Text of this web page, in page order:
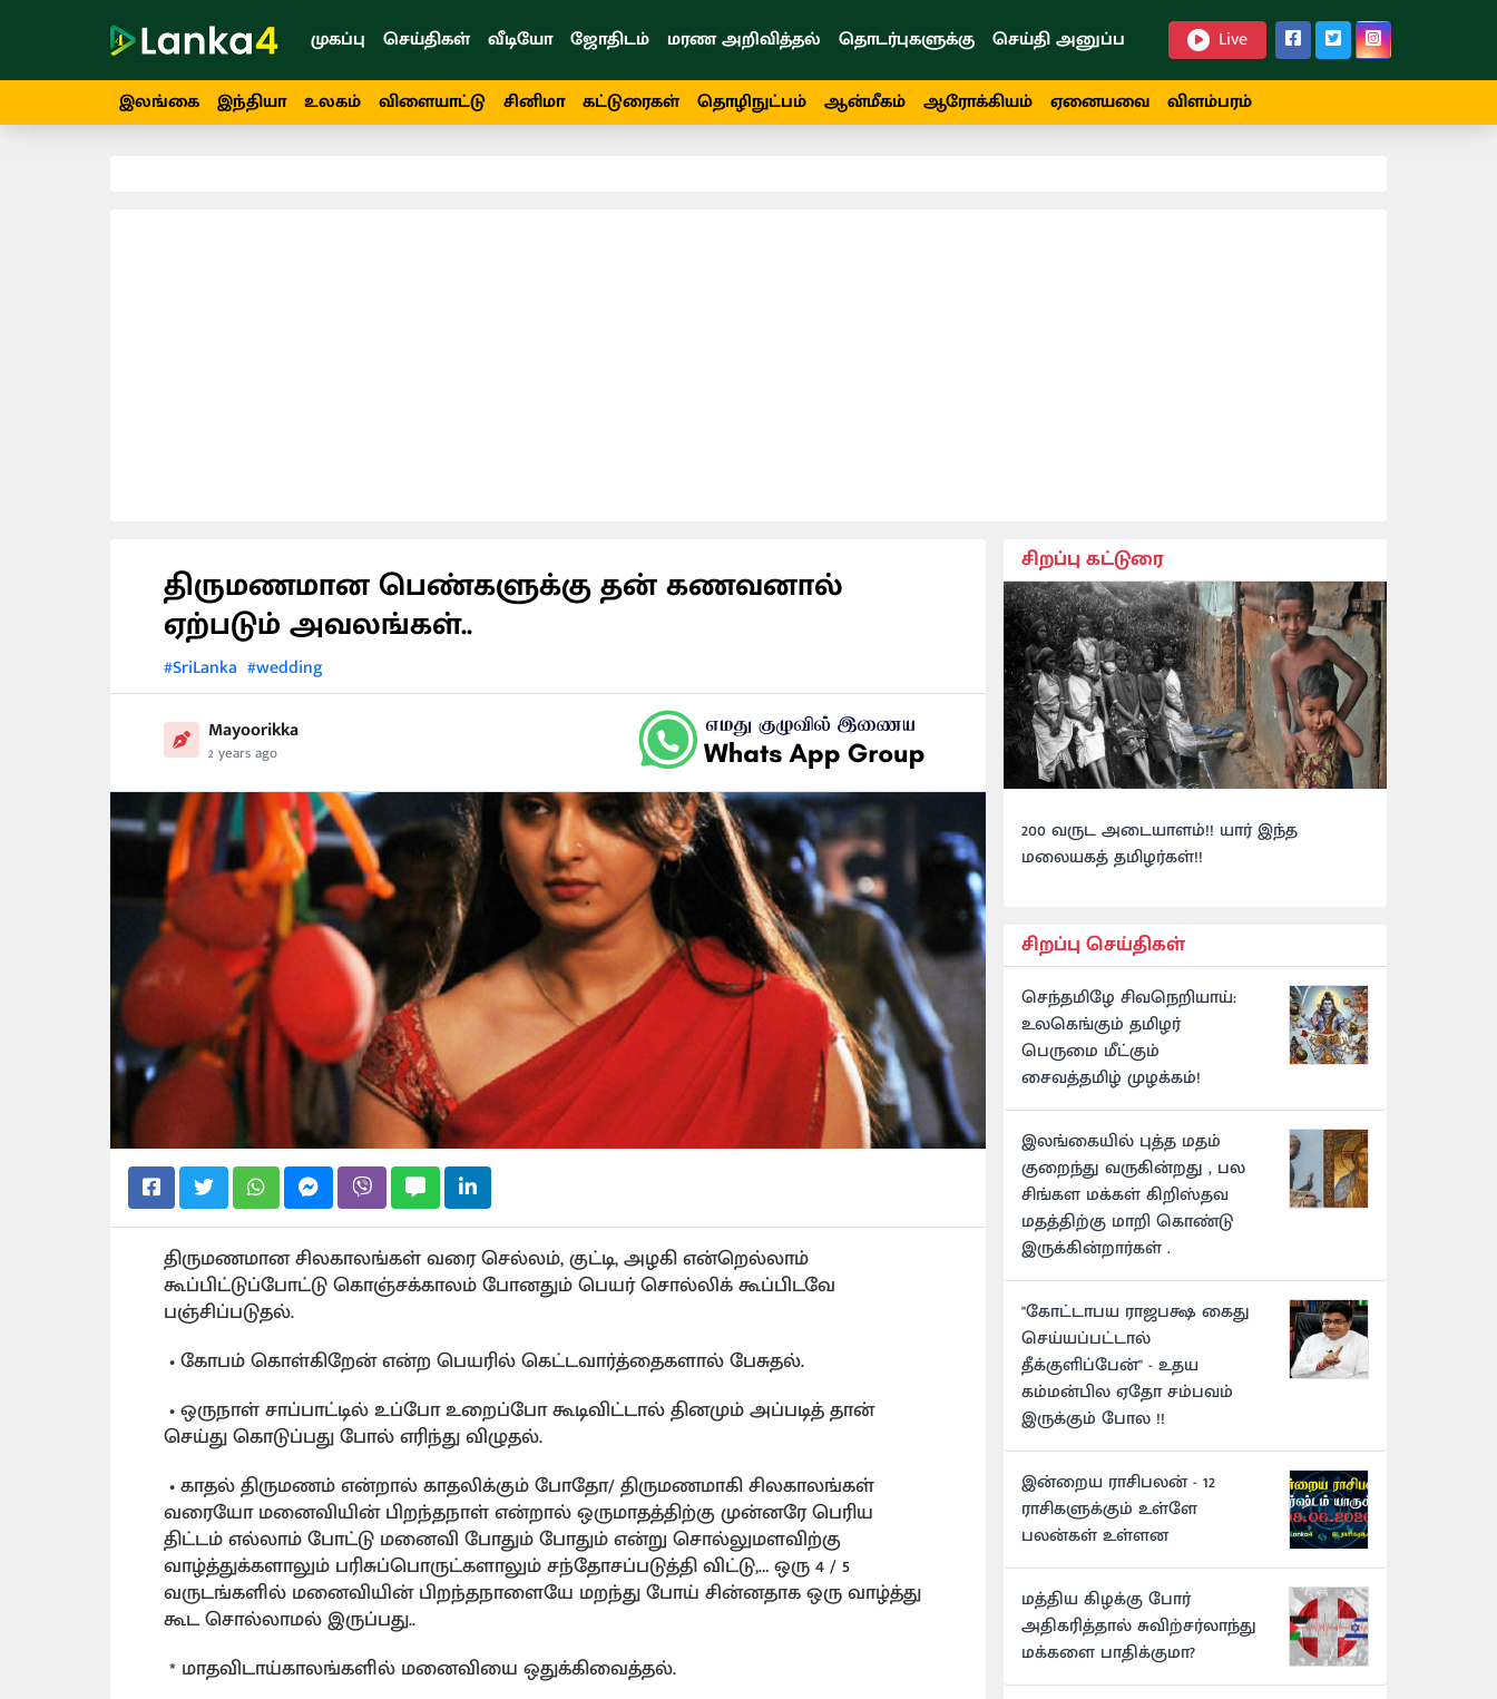
முகப்பு செய்திகள் வீடியோ ஜோதிடம் மரண அறிவித்தல் தொடர்புகளுக்கு செய்தி அனுப்ப Live
இலங்கை இந்தியா உலகம் விளையாட்டு சினிமா கட்டுரைகள் தொழிநுட்பம் ஆன்மீகம் ஆரோக்கியம் ஏனையவை விளம்பரம்
திருமணமான பெண்களுக்கு தன் கணவனால்
ஏற்படும் அவலங்கள்..
#SriLanka #wedding
Mayoorikka
2 years ago
திருமணமான சிலகாலங்கள் வரை செல்லம், குட்டி, அழகி என்றெல்லாம்
கூப்பிட்டுப்போட்டு கொஞ்சக்காலம் போனதும் பெயர் சொல்லிக் கூப்பிடவே
பஞ்சிப்படுதல்.
• கோபம் கொள்கிறேன் என்ற பெயரில் கெட்டவார்த்தைகளால் பேசுதல்.
• ஒருநாள் சாப்பாட்டில் உப்போ உறைப்போ கூடிவிட்டால் தினமும் அப்படித் தான்
செய்து கொடுப்பது போல் எரிந்து விழுதல்.
• காதல் திருமணம் என்றால் காதலிக்கும் போதோ/ திருமணமாகி சிலகாலங்கள்
வரையோ மனைவியின் பிறந்தநாள் என்றால் ஒருமாதத்திற்கு முன்னரே பெரிய
திட்டம் எல்லாம் போட்டு மனைவி போதும் போதும் என்று சொல்லுமளவிற்கு
வாழ்த்துக்களாலும் பரிசுப்பொருட்களாலும் சந்தோசப்படுத்தி விட்டு,… ஒரு 4 / 5
வருடங்களில் மனைவியின் பிறந்தநாளையே மறந்து போய் சின்னதாக ஒரு வாழ்த்து
கூட சொல்லாமல் இருப்பது..
* மாதவிடாய்காலங்களில் மனைவியை ஒதுக்கிவைத்தல்.
சிறப்பு கட்டுரை
200 வருட அடையாளம்!! யார் இந்த
மலையகத் தமிழர்கள்!!
சிறப்பு செய்திகள்
செந்தமிழே சிவநெறியாய்:
உலகெங்கும் தமிழர்
பெருமை மீட்கும்
சைவத்தமிழ் முழக்கம்!
இலங்கையில் புத்த மதம்
குறைந்து வருகின்றது , பல
சிங்கள மக்கள் கிறிஸ்தவ
மதத்திற்கு மாறி கொண்டு
இருக்கின்றார்கள் .
"கோட்டாபய ராஜபக்ஷ கைது
செய்யப்பட்டால்
தீக்குளிப்பேன்" - உதய
கம்மன்பில ஏதோ சம்பவம்
இருக்கும் போல !!
இன்றைய ராசிபலன் - 12
ராசிகளுக்கும் உள்ளே
பலன்கள் உள்ளன
மத்திய கிழக்கு போர்
அதிகரித்தால் சுவிற்சர்லாந்து
மக்களை பாதிக்குமா?